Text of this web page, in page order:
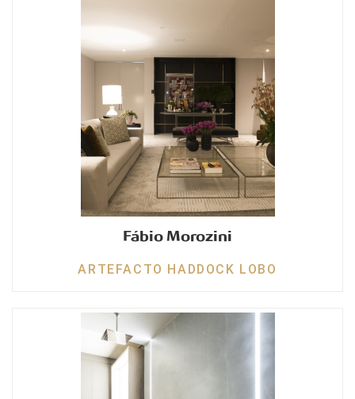
Fábio Morozini
ARTEFACTO HADDOCK LOBO